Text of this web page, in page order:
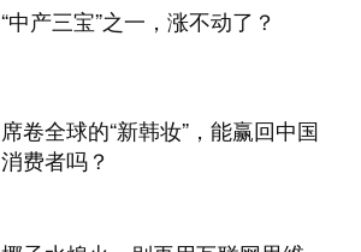
“中产三宝”之一，涨不动了？
席卷全球的“新韩妆”，能赢回中国
消费者吗？